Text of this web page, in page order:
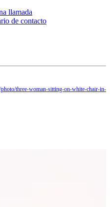
llamada
de contacto
three-woman-sitting-on-white-chair-in-